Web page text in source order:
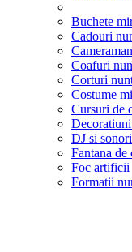
Buchete
Cadouri
Coafuri
Corturi
Costume
Cursuri de
DJ si
Fantana de
Foc artificii
Formatii